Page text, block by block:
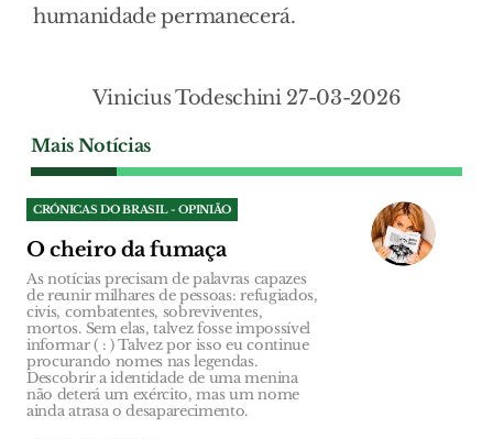
humanidade permanecerá.
Vinicius Todeschini 27-03-2026
Mais Notícias
CRÓNICAS DO BRASIL - OPINIÃO
O cheiro da fumaça
As notícias precisam de palavras capazes
de reunir milhares de pessoas: refugiados,
civis, combatentes, sobreviventes,
mortos. Sem elas, talvez fosse impossível
informar ( : ) Talvez por isso eu continue
procurando nomes nas legendas.
Descobrir a identidade de uma menina
não deterá um exército, mas um nome
ainda atrasa o desaparecimento.